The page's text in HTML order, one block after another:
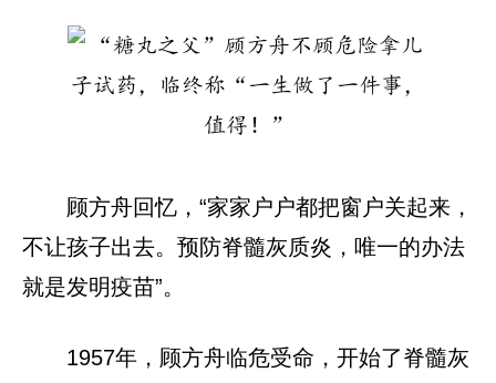
顾方舟回忆，“家家户户都把窗户关起来，
不让孩子出去。预防脊髓灰质炎，唯一的办法
就是发明疫苗”。
1957年，顾方舟临危受命，开始了脊髓灰